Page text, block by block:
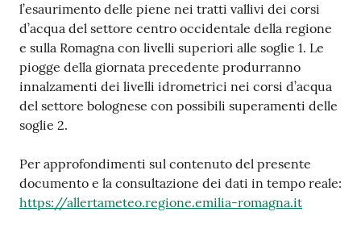
l’esaurimento delle piene nei tratti vallivi dei corsi
d’acqua del settore centro occidentale della regione
e sulla Romagna con livelli superiori alle soglie 1. Le
piogge della giornata precedente produrranno
innalzamenti dei livelli idrometrici nei corsi d’acqua
del settore bolognese con possibili superamenti delle
soglie 2.
Per approfondimenti sul contenuto del presente
documento e la consultazione dei dati in tempo reale:
https://allertameteo.regione.emilia-romagna.it